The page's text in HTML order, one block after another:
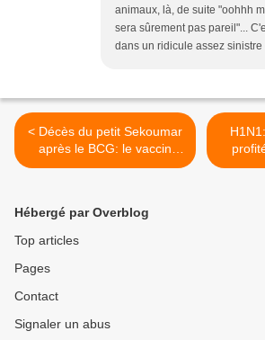
animaux, là, de suite "oohhh
sera sûrement pas pareil"...
dans un ridicule assez sinistre
< Décès du petit Sekoumar
après le BCG: le vaccin
blanchi d'avance?
Hébergé par Overblog
Top articles
Pages
Contact
Signaler un abus